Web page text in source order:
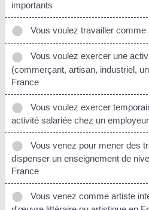
importants
Vous voulez travailler comme
Vous voulez exercer une
(commerçant, artisan, industriel,
France
Vous voulez exercer
activité salariée chez un
Vous venez pour mener des
dispenser un enseignement de
France
Vous venez comme artiste